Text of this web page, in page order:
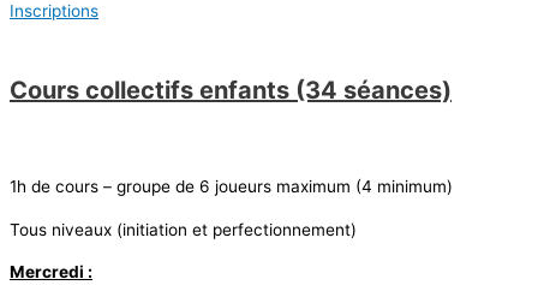
Inscriptions
Cours collectifs enfants (34 séances)
1h de cours – groupe de 6 joueurs maximum (4 minimum)
Tous niveaux (initiation et perfectionnement)
Mercredi :